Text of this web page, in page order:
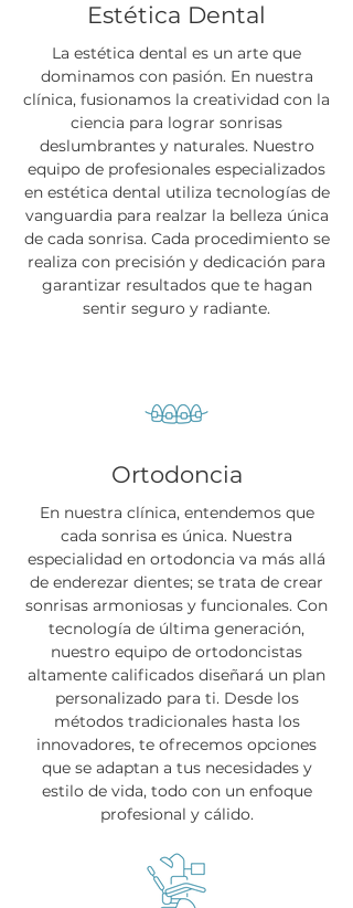
Estética Dental
La estética dental es un arte que
dominamos con pasión. En nuestra
clínica, fusionamos la creatividad con la
ciencia para lograr sonrisas
deslumbrantes y naturales. Nuestro
equipo de profesionales especializados
en estética dental utiliza tecnologías de
vanguardia para realzar la belleza única
de cada sonrisa. Cada procedimiento se
realiza con precisión y dedicación para
garantizar resultados que te hagan
sentir seguro y radiante.
Ortodoncia
En nuestra clínica, entendemos que
cada sonrisa es única. Nuestra
especialidad en ortodoncia va más allá
de enderezar dientes; se trata de crear
sonrisas armoniosas y funcionales. Con
tecnología de última generación,
nuestro equipo de ortodoncistas
altamente calificados diseñará un plan
personalizado para ti. Desde los
métodos tradicionales hasta los
innovadores, te ofrecemos opciones
que se adaptan a tus necesidades y
estilo de vida, todo con un enfoque
profesional y cálido.